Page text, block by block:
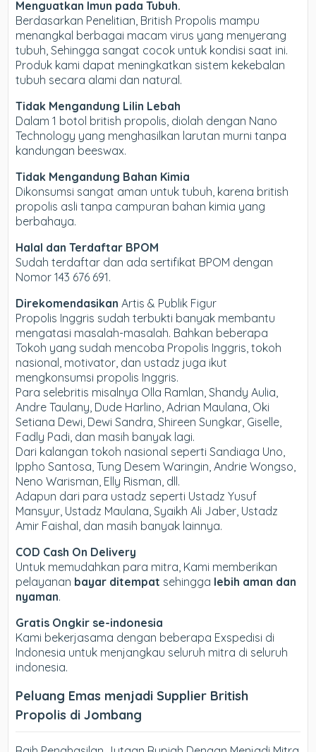
Menguatkan Imun pada Tubuh.
Berdasarkan Penelitian, British Propolis mampu
menangkal berbagai macam virus yang menyerang
tubuh, Sehingga sangat cocok untuk kondisi saat ini.
Produk kami dapat meningkatkan sistem kekebalan
tubuh secara alami dan natural.
Tidak Mengandung Lilin Lebah
Dalam 1 botol british propolis, diolah dengan Nano
Technology yang menghasilkan larutan murni tanpa
kandungan beeswax.
Tidak Mengandung Bahan Kimia
Dikonsumsi sangat aman untuk tubuh, karena british
propolis asli tanpa campuran bahan kimia yang
berbahaya.
Halal dan Terdaftar BPOM
Sudah terdaftar dan ada sertifikat BPOM dengan
Nomor 143 676 691.
Direkomendasikan Artis & Publik Figur
Propolis Inggris sudah terbukti banyak membantu
mengatasi masalah-masalah. Bahkan beberapa
Tokoh yang sudah mencoba Propolis Inggris, tokoh
nasional, motivator, dan ustadz juga ikut
mengkonsumsi propolis Inggris.
Para selebritis misalnya Olla Ramlan, Shandy Aulia,
Andre Taulany, Dude Harlino, Adrian Maulana, Oki
Setiana Dewi, Dewi Sandra, Shireen Sungkar, Giselle,
Fadly Padi, dan masih banyak lagi.
Dari kalangan tokoh nasional seperti Sandiaga Uno,
Ippho Santosa, Tung Desem Waringin, Andrie Wongso,
Neno Warisman, Elly Risman, dll.
Adapun dari para ustadz seperti Ustadz Yusuf
Mansyur, Ustadz Maulana, Syaikh Ali Jaber, Ustadz
Amir Faishal, dan masih banyak lainnya.
COD Cash On Delivery
Untuk memudahkan para mitra, Kami memberikan
pelayanan bayar ditempat sehingga lebih aman dan
nyaman.
Gratis Ongkir se-indonesia
Kami bekerjasama dengan beberapa Exspedisi di
Indonesia untuk menjangkau seluruh mitra di seluruh
indonesia.
Peluang Emas menjadi Supplier British
Propolis di Jombang